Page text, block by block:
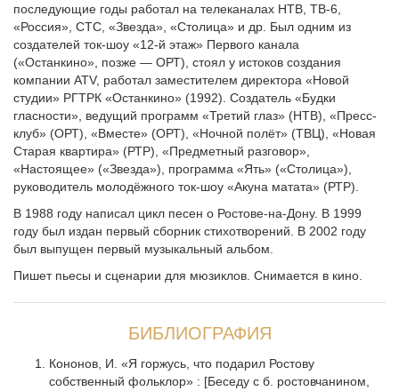
последующие годы работал на телеканалах НТВ, ТВ-6,
«Россия», СТС, «Звезда», «Столица» и др. Был одним из
создателей ток-шоу «12-й этаж» Первого канала
(«Останкино», позже — ОРТ), стоял у истоков создания
компании ATV, работал заместителем директора «Новой
студии» РГТРК «Останкино» (1992). Создатель «Будки
гласности», ведущий программ «Третий глаз» (НТВ), «Пресс-
клуб» (ОРТ), «Вместе» (ОРТ), «Ночной полёт» (ТВЦ), «Новая
Старая квартира» (РТР), «Предметный разговор»,
«Настоящее» («Звезда»), программа «Ять» («Столица»),
руководитель молодёжного ток-шоу «Акуна матата» (РТР).
В 1988 году написал цикл песен о Ростове-на-Дону. В 1999
году был издан первый сборник стихотворений. В 2002 году
был выпущен первый музыкальный альбом.
Пишет пьесы и сценарии для мюзиклов. Снимается в кино.
БИБЛИОГРАФИЯ
Кононов, И. «Я горжусь, что подарил Ростову
собственный фольклор» : [Беседу с б. ростовчанином,